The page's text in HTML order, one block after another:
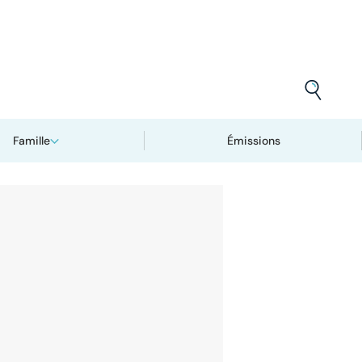
Famille Émissions